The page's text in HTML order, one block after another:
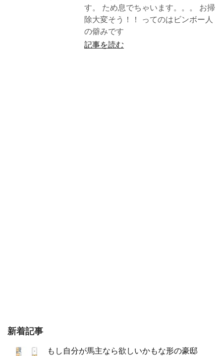
す。 ため息でちゃいます。。。 お掃
除大変そう！！ ってのはビンボー人
の僻みです
記事を読む
新着記事
もし自分が馬主なら欲しいかもな形の豪邸